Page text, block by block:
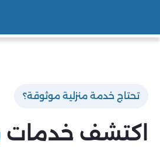
تحتاج خدمة منزلية موثوقة؟
اكتشف خدمات